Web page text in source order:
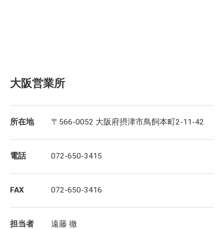
大阪営業所
所在地 〒566-0052 大阪府摂津市鳥飼本町2-11-42
電話 072-650-3415
FAX 072-650-3416
担当者 遠藤 徹